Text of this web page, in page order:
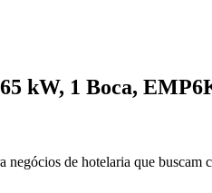
kW, 1 Boca,
de hotelaria que